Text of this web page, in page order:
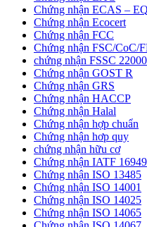
Chứng nhận ECAS –
Chứng nhận Ecocert
Chứng nhận FCC
Chứng nhận FSC/CoC/
chứng nhận FSSC 22000
Chứng nhận GOST R
Chứng nhận GRS
Chứng nhận HACCP
Chứng nhận Halal
Chứng nhận hợp chuẩn
Chứng nhận hơp quy
chứng nhận hữu cơ
Chứng nhận IATF 16949
Chứng nhận ISO 13485
Chứng nhận ISO 14001
Chứng nhận ISO 14025
Chứng nhận ISO 14065